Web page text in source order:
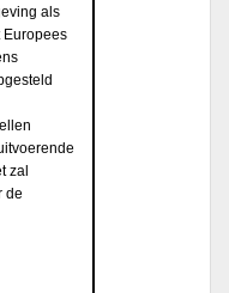
als
Europees
zal
de